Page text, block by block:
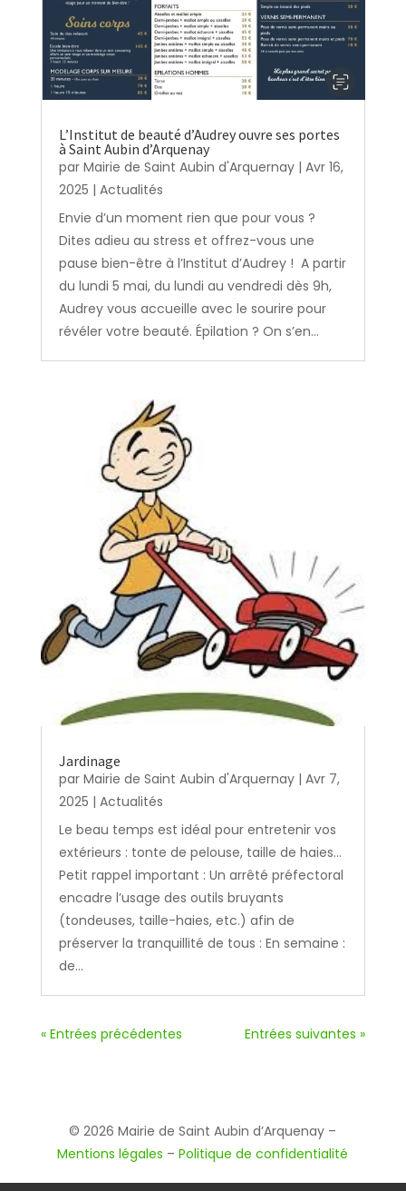
L’Institut de beauté d’Audrey ouvre ses portes
à Saint Aubin d’Arquenay
par Mairie de Saint Aubin d'Arquernay| Avr 16,
2025 | Actualités
Envie d’un moment rien que pour vous ?
Dites adieu au stress et offrez-vous une
pause bien-être à l’Institut d’Audrey ! A partir
du lundi 5 mai, du lundi au vendredi dès 9h,
Audrey vous accueille avec le sourire pour
révéler votre beauté. Épilation ? On s’en...
Jardinage
par Mairie de Saint Aubin d'Arquernay| Avr 7,
2025 | Actualités
Le beau temps est idéal pour entretenir vos
extérieurs : tonte de pelouse, taille de haies…
Petit rappel important : Un arrêté préfectoral
encadre l’usage des outils bruyants
(tondeuses, taille-haies, etc.) afin de
préserver la tranquillité de tous : En semaine :
de...
« Entrées précédentes Entrées suivantes »
© 2026 Mairie de Saint Aubin d’Arquenay –
Mentions légales –Politique de confidentialité